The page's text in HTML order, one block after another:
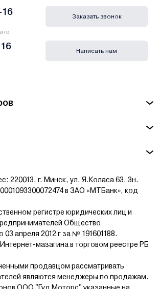
220013, г. Минск, ул. Я.Коласа 63, 3н.
в ЗАО «МТБанк», код
регистре юридических лиц и
Общество
03 апреля 2012 г за № 191601188.
мазагина в торговом реестре РБ
продавцом рассматривать
являются менеджеры по продажам.
ООО "Гуд Моторс" указанные на
16 Заказать звонок
Написать нам